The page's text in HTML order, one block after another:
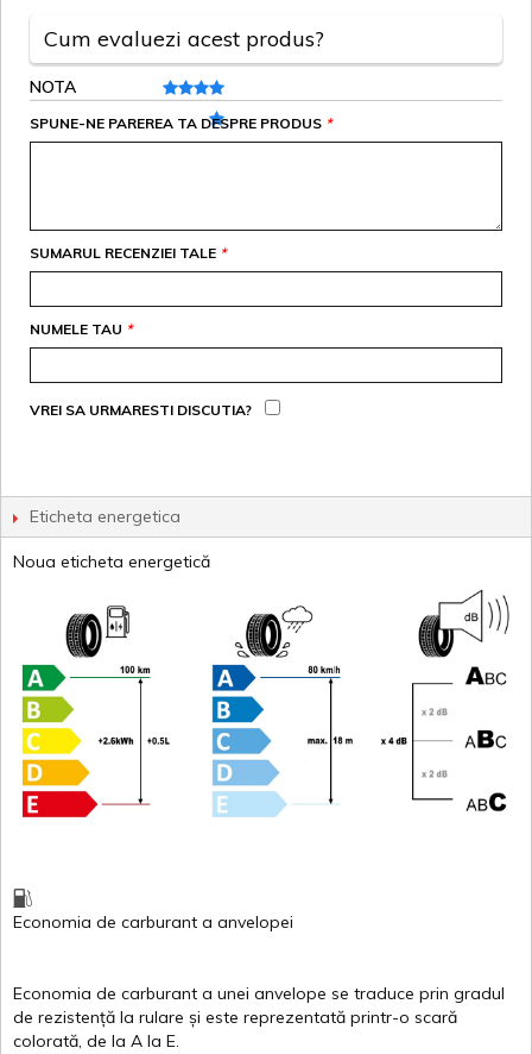
Cum evaluezi acest produs?
NOTA
*
SPUNE-NE PAREREA TA DESPRE PRODUS
*
SUMARUL RECENZIEI TALE
*
NUMELE TAU
VREI SA URMARESTI DISCUTIA?
Eticheta energetica
Noua eticheta energetică
Economia de carburant a anvelopei
Economia de carburant a unei anvelope se traduce prin gradul
de rezistență la rulare și este reprezentată printr-o scară
colorată, de la A la E.